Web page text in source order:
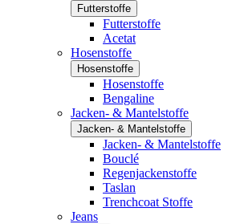
Futterstoffe
Futterstoffe
Acetat
Hosenstoffe
Hosenstoffe
Hosenstoffe
Bengaline
Jacken- & Mantelstoffe
Jacken- & Mantelstoffe
Jacken- & Mantelstoffe
Bouclé
Regenjackenstoffe
Taslan
Trenchcoat Stoffe
Jeans